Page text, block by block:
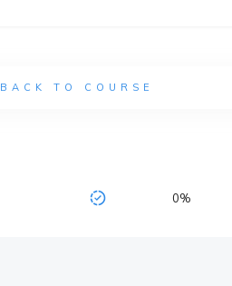
BACK TO COURSE
0%